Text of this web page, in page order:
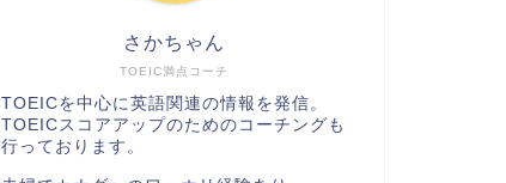
TOEIC満点コーチ
さかちゃん
TOEICを中心に英語関連の情報を発信。
TOEICスコアアップのためのコーチングも
行っております。